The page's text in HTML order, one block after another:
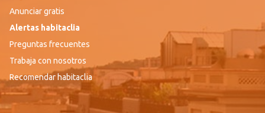
Anunciar gratis
Alertas habitaclia
Preguntas frecuentes
Trabaja con nosotros
Recomendar habitaclia